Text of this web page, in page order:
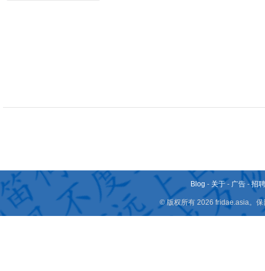
Blog - 关于 - 广告 -招
© 版权所有 2026 fridae.asia。